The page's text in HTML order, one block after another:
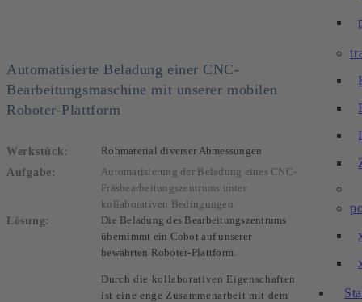
Automatisierte Beladung einer CNC-
Bearbeitungsmaschine mit unserer mobilen
Roboter-Plattform
Werkstück: Rohmaterial diverser Abmessungen
Aufgabe:
Automatisierung der Beladung eines CNC-
Fräsbearbeitungszentrums unter
kollaborativen Bedingungen.
Lösung:
Die Beladung des Bearbeitungszentrums
übernimmt ein Cobot auf unserer
bewährten Roboter-Plattform.
Durch die kollaborativen Eigenschaften
ist eine enge Zusammenarbeit mit dem